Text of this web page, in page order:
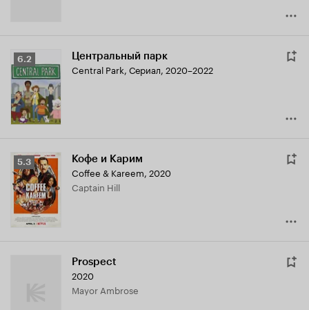
Рейтинг
Кинопоиска
6.2
6.2 Центральный парк
Central Park, Сериал, 2020–2022
Рейтинг
Кинопоиска
5.3
5.3 Кофе и Карим
Coffee & Kareem, 2020
Captain Hill
Prospect
2020
Mayor Ambrose